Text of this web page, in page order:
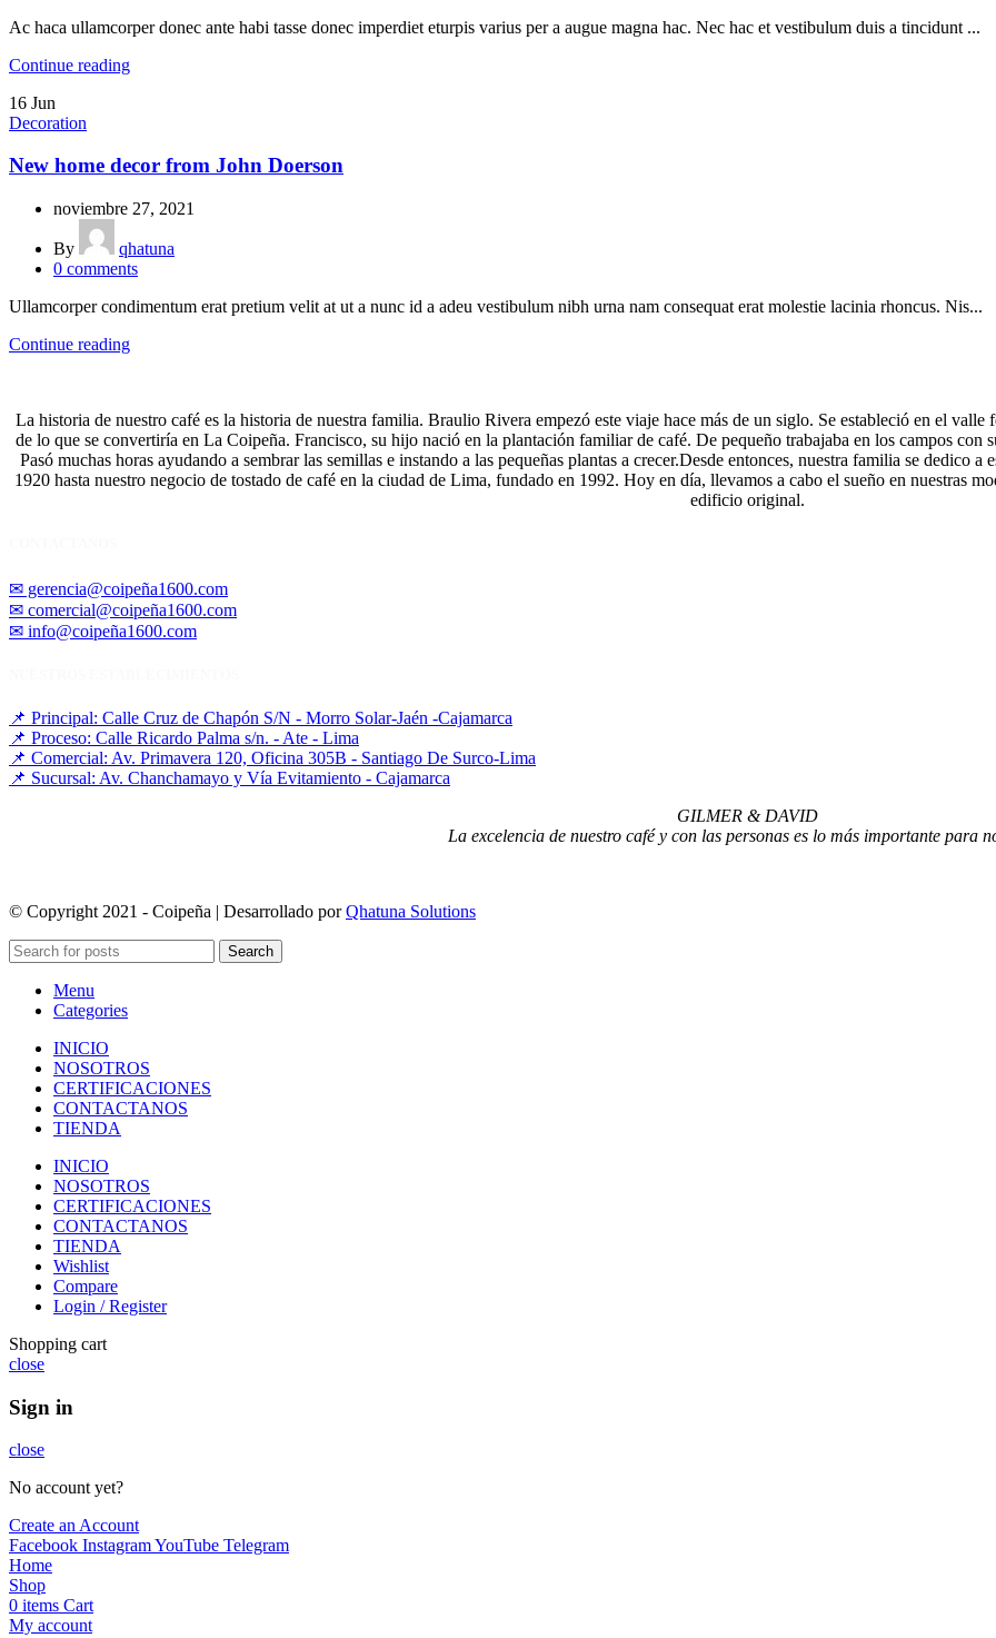
Ac haca ullamcorper donec ante habi tasse donec imperdiet eturpis varius per a augue magna hac. Nec hac et vestibulum duis a tincidunt ...
Continue reading
16 Jun
Decoration
New home decor from John Doerson
noviembre 27, 2021
By
qhatuna
0 comments
Ullamcorper condimentum erat pretium velit at ut a nunc id a adeu vestibulum nibh urna nam consequat erat molestie lacinia rhoncus. Nis...
Continue reading
La historia de nuestro café es la historia de nuestra familia. Braulio Rivera empezó este viaje hace más de un siglo. Se estableció en el
de lo que se convertiría en La Coipeña. Francisco, su hijo nació en la plantación familiar de café. De pequeño trabajaba en los campos con
Pasó muchas horas ayudando a sembrar las semillas e instando a las pequeñas plantas a crecer.Desde entonces, nuestra familia se dedico
1920 hasta nuestro negocio de tostado de café en la ciudad de Lima, fundado en 1992. Hoy en día, llevamos a cabo el sueño en nuestras
edificio original.
✉ gerencia@coipeña1600.com
✉ comercial@coipeña1600.com
✉ info@coipeña1600.com
📌 Principal: Calle Cruz de Chapón S/N - Morro Solar-Jaén -Cajamarca
📌 Proceso: Calle Ricardo Palma s/n. - Ate - Lima
📌 Comercial: Av. Primavera 120, Oficina 305B - Santiago De Surco-Lima
📌 Sucursal: Av. Chanchamayo y Vía Evitamiento - Cajamarca
GILMER & DAVID
La excelencia de nuestro café y con las personas es lo más importante para
© Copyright 2021 - Coipeña | Desarrollado porQhatuna Solutions
Search
Menu
Categories
INICIO
NOSOTROS
CERTIFICACIONES
CONTACTANOS
TIENDA
INICIO
NOSOTROS
CERTIFICACIONES
CONTACTANOS
TIENDA
Wishlist
Compare
Login / Register
Shopping cart
close
Sign in
close
No account yet?
Create an Account
Facebook InstagramYouTube Telegram
Home
Shop
0 items Cart
My account